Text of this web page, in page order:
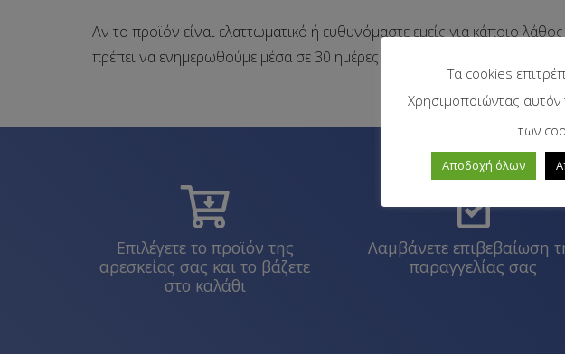
Αν το προϊόν είναι ελαττωματικό ή ευθυνόμαστε εμείς για κάποιο
πρέπει να ενημερωθούμε μέσα σε 30 ημέρες από την ημερομηνία αγοράς.
Επιλέγετε το προϊόν της
αρεσκείας σας και το βάζετε
στο καλάθι
Λαμβάνετε επιβεβαίωση
παραγγελίας σας
Τα cookies
Χρησιμοποιώντας
των
Αποδοχή όλων